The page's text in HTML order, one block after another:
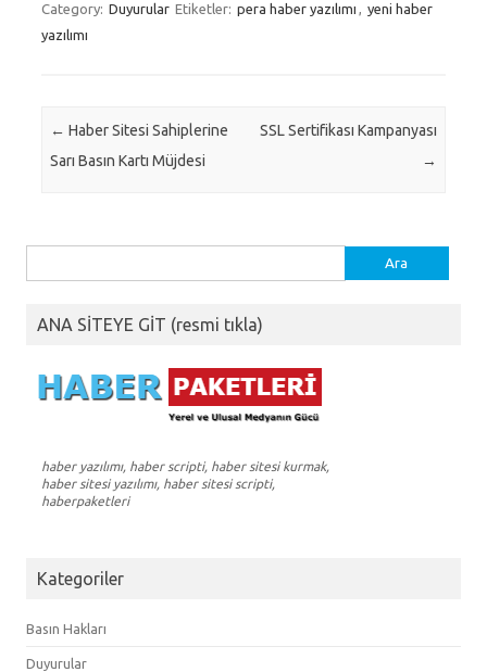
Category: Duyurular Etiketler: pera haber yazılımı , yeni haber
yazılımı
Post navigation
← Haber Sitesi Sahiplerine
Sarı Basın Kartı Müjdesi
SSL Sertifikası Kampanyası
→
ANA SİTEYE GİT (resmi tıkla)
haber yazılımı, haber scripti, haber sitesi kurmak,
haber sitesi yazılımı, haber sitesi scripti,
haberpaketleri
Kategoriler
Basın Hakları
Duyurular